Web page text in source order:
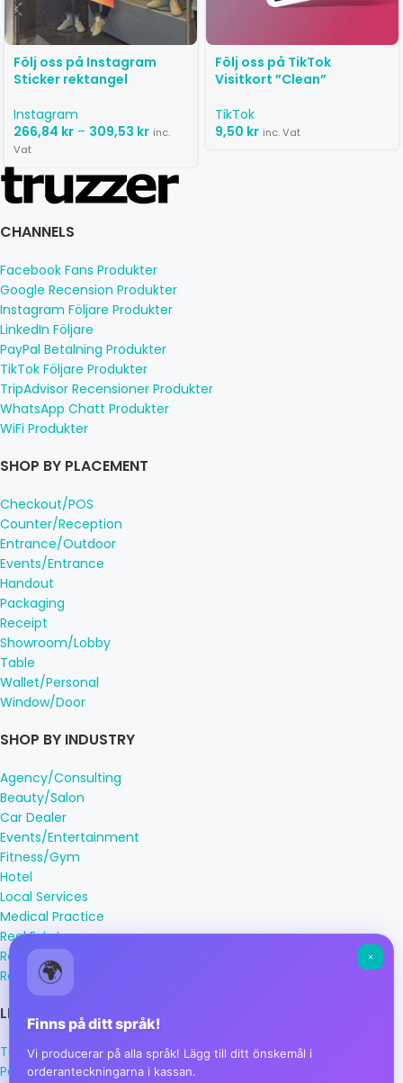
Följ oss på Instagram
Sticker rektangel
Instagram
266,84 kr – 309,53 kr inc.
Vat
Följ oss på TikTok
Visitkort ”Clean”
TikTok
9,50 kr inc. Vat
CHANNELS
Facebook Fans Produkter
Google Recension Produkter
Instagram Följare Produkter
LinkedIn Följare
PayPal Betalning Produkter
TikTok Följare Produkter
TripAdvisor Recensioner Produkter
WhatsApp Chatt Produkter
WiFi Produkter
SHOP BY PLACEMENT
Checkout/POS
Counter/Reception
Entrance/Outdoor
Events/Entrance
Handout
Packaging
Receipt
Showroom/Lobby
Table
Wallet/Personal
Window/Door
SHOP BY INDUSTRY
Agency/Consulting
Beauty/Salon
Car Dealer
Events/Entertainment
Fitness/Gym
Hotel
Local Services
Medical Practice
Real Estate
Restaurant/Cafe
Retail
LEGAL INFORMATION
Terms & Conditions
Payment Methods
🌍
Finns på ditt språk!
Vi producerar på alla språk! Lägg till ditt önskemål i
orderanteckningarna i kassan.